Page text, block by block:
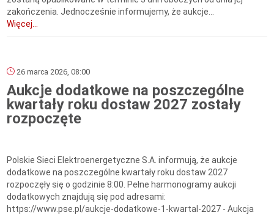
zakończenia. Jednocześnie informujemy, że aukcje...
Więcej...
26 marca 2026, 08:00
Aukcje dodatkowe na poszczególne
kwartały roku dostaw 2027 zostały
rozpoczęte
Polskie Sieci Elektroenergetyczne S.A. informują, że aukcje
dodatkowe na poszczególne kwartały roku dostaw 2027
rozpoczęły się o godzinie 8:00. Pełne harmonogramy aukcji
dodatkowych znajdują się pod adresami:
https://www.pse.pl/aukcje-dodatkowe-1-kwartal-2027 - Aukcja